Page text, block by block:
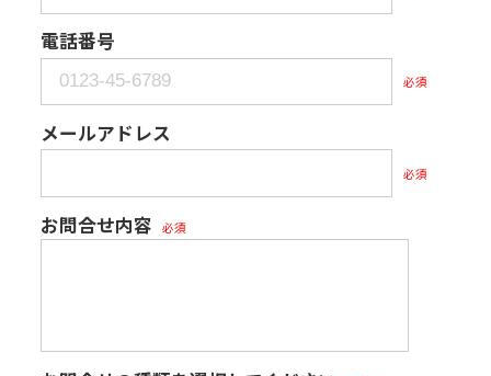
電話番号
必須
メールアドレス
必須
お問合せ内容 必須